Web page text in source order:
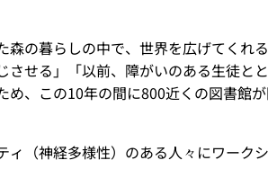
の暮らしの中で、世界を広げてくれ
せる」「以前、障がいのある生徒と
、この10年の間に800近くの図書館
（神経多様性）のある人々にワーク